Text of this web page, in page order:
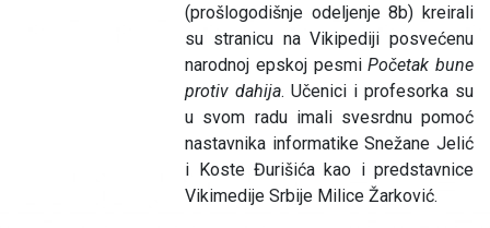
(prošlogodišnje odeljenje 8b) kreirali
su stranicu na Vikipediji posvećenu
narodnoj epskoj pesmiPočetak bune
protiv dahija. Učenici i profesorka su
u svom radu imali svesrdnu pomoć
nastavnika informatike Snežane Jelić
i Koste Đurišića kao i predstavnice
Vikimedije Srbije Milice Žarković.